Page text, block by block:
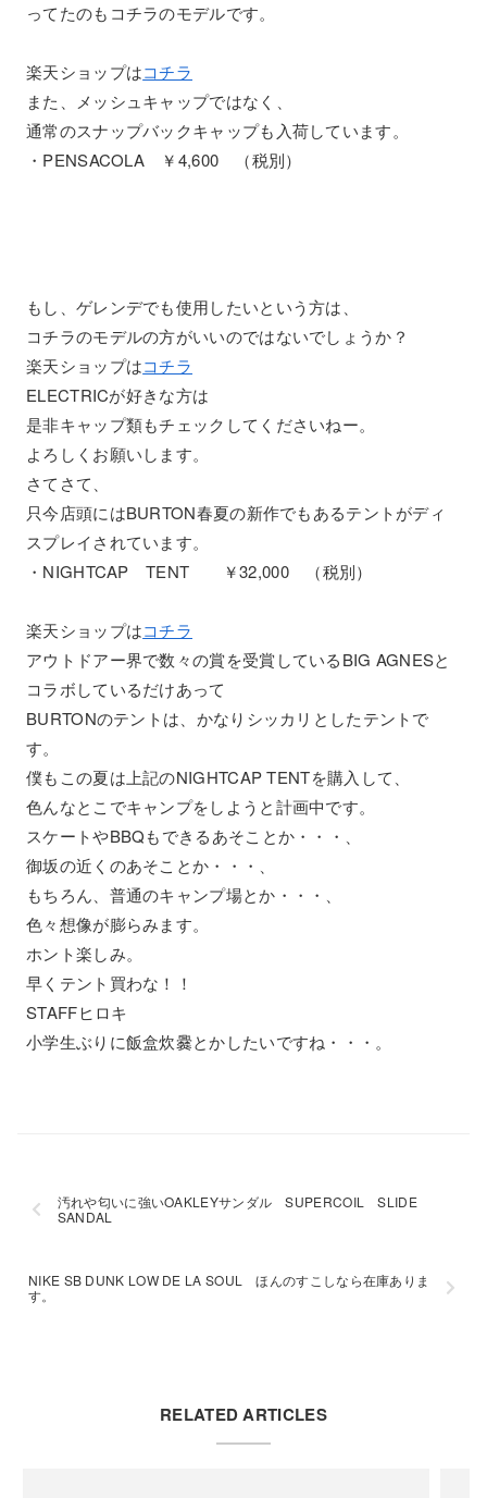
ってたのもコチラのモデルです。
楽天ショップはコチラ
また、メッシュキャップではなく、
通常のスナップバックキャップも入荷しています。
・PENSACOLA ￥4,600 （税別）
もし、ゲレンデでも使用したいという方は、
コチラのモデルの方がいいのではないでしょうか？
楽天ショップはコチラ
ELECTRICが好きな方は
是非キャップ類もチェックしてくださいねー。
よろしくお願いします。
さてさて、
只今店頭にはBURTON春夏の新作でもあるテントがディ
スプレイされています。
・NIGHTCAP TENT ￥32,000 （税別）
楽天ショップはコチラ
アウトドアー界で数々の賞を受賞しているBIG AGNESと
コラボしているだけあって
BURTONのテントは、かなりシッカリとしたテントで
す。
僕もこの夏は上記のNIGHTCAP TENTを購入して、
色んなとこでキャンプをしようと計画中です。
スケートやBBQもできるあそことか・・・、
御坂の近くのあそことか・・・、
もちろん、普通のキャンプ場とか・・・、
色々想像が膨らみます。
ホント楽しみ。
早くテント買わな！！
STAFFヒロキ
小学生ぶりに飯盒炊爨とかしたいですね・・・。
汚れや匂いに強いOAKLEYサンダル SUPERCOIL SLIDE
SANDAL
NIKE SB DUNK LOW DE LA SOUL ほんのすこしなら在庫ありま
す。
RELATED ARTICLES